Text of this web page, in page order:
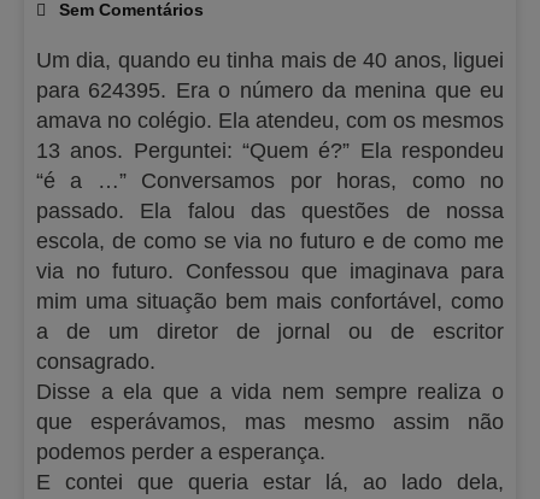
Sem Comentários
Um dia, quando eu tinha mais de 40 anos, liguei
para 624395. Era o número da menina que eu
amava no colégio. Ela atendeu, com os mesmos
13 anos. Perguntei: “Quem é?” Ela respondeu
“é a …” Conversamos por horas, como no
passado. Ela falou das questões de nossa
escola, de como se via no futuro e de como me
via no futuro. Confessou que imaginava para
mim uma situação bem mais confortável, como
a de um diretor de jornal ou de escritor
consagrado.
Disse a ela que a vida nem sempre realiza o
que esperávamos, mas mesmo assim não
podemos perder a esperança.
E contei que queria estar lá, ao lado dela,